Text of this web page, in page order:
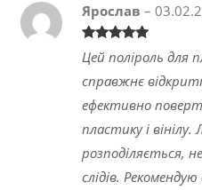
Оцінено в
з 5
Ярослав –
Цей поліроль для
справжнє
ефективно
пластику і вінілу.
розподіляється,
слідів.